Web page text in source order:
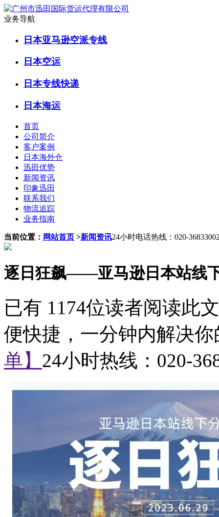
业务导航
日本亚马逊空派专线
日本空运
日本专线快递
日本海运
首页
公司简介
客户案例
日本海外仓
迅田优势
新闻资讯
印象迅田
联系我们
物流追踪
业务指南
当前位置： 网站首页 >新闻资讯24小时电话热线：020-
逐日狂飙——亚马逊日本站线
已有 1174位读者阅读此
便快捷，一分钟内解决
单】 24小时热线： 020-